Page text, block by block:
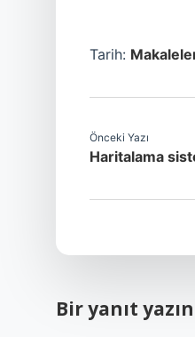
Tarih:
Önceki Yazı
Haritalama
Bir yanıt yazın